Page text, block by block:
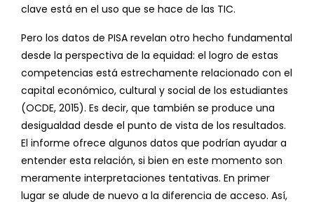
clave está en el uso que se hace de las TIC.
Pero los datos de PISA revelan otro hecho fundamental
desde la perspectiva de la equidad: el logro de estas
competencias está estrechamente relacionado con el
capital económico, cultural y social de los estudiantes
(OCDE, 2015). Es decir, que también se produce una
desigualdad desde el punto de vista de los resultados.
El informe ofrece algunos datos que podrían ayudar a
entender esta relación, si bien en este momento son
meramente interpretaciones tentativas. En primer
lugar se alude de nuevo a la diferencia de acceso. Así,